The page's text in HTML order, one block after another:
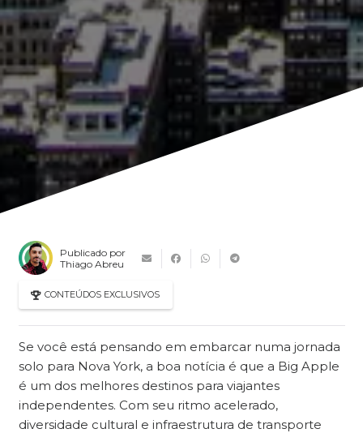
Publicado por
Thiago Abreu
CONTEÚDOS EXCLUSIVOS
Se você está pensando em embarcar numa jornada
solo para Nova York, a boa notícia é que a Big Apple
é um dos melhores destinos para viajantes
independentes. Com seu ritmo acelerado,
diversidade cultural e infraestrutura de transporte